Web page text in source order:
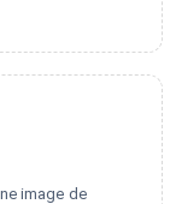
image de